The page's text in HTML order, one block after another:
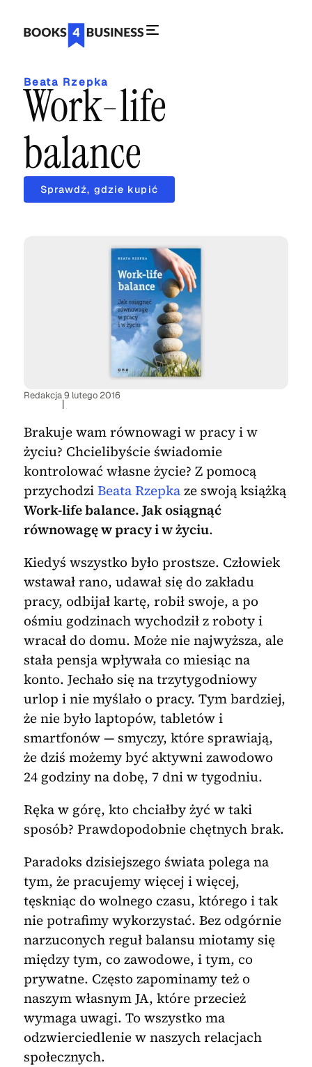
Beata Rzepka
Work-life
balance
Sprawdź, gdzie kupić
Redakcja9 lutego 2016
Brakuje wam równowagi w pracy i w
życiu? Chcielibyście świadomie
kontrolować własne życie? Z pomocą
przychodziBeata Rzepkaze swoją książką
Work-life balance. Jak osiągnąć
równowagę w pracy i w życiu.
Kiedyś wszystko było prostsze. Człowiek
wstawał rano, udawał się do zakładu
pracy, odbijał kartę, robił swoje, a po
ośmiu godzinach wychodził z roboty i
wracał do domu. Może nie najwyższa, ale
stała pensja wpływała co miesiąc na
konto. Jechało się na trzytygodniowy
urlop i nie myślało o pracy. Tym bardziej,
że nie było laptopów, tabletów i
smartfonów — smyczy, które sprawiają,
że dziś możemy być aktywni zawodowo
24 godziny na dobę, 7 dni w tygodniu.
Ręka w górę, kto chciałby żyć w taki
sposób? Prawdopodobnie chętnych brak.
Paradoks dzisiejszego świata polega na
tym, że pracujemy więcej i więcej,
tęskniąc do wolnego czasu, którego i tak
nie potrafimy wykorzystać. Bez odgórnie
narzuconych reguł balansu miotamy się
między tym, co zawodowe, i tym, co
prywatne. Często zapominamy też o
naszym własnym JA, które przecież
wymaga uwagi. To wszystko ma
odzwierciedlenie w naszych relacjach
społecznych.